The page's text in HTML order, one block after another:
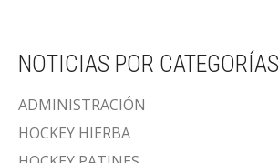
NOTICIAS POR CATEGORÍAS
ADMINISTRACIÓN
HOCKEY HIERBA